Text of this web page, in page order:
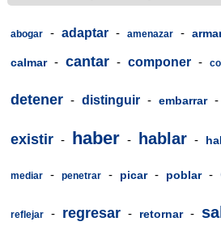
abogar - adaptar - amenazar -
calmar - cantar - componer -
detener - distinguir - embarrar -
existir - haber - hablar -
mediar - penetrar - picar - poblar -
reflejar - regresar - retornar -